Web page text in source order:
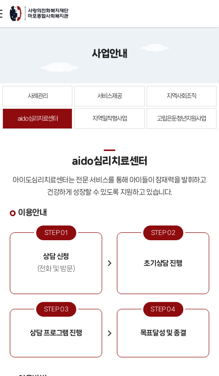
본문
사업안내
사례관리 서비스제공 지역사회조직
aido심리치료센터 지역밀착형사업 고립은둔청년지원사업
aido심리치료센터
아이도심리치료센터는 전문 서비스를 통해 아이들이 잠재력을 발휘하고
건강하게 성장할 수 있도록 지원하고 있습니다.
이용안내
STEP 01
상담 신청
(전화 및 방문)
STEP 02
초기상담 진행
STEP 03
상담 프로그램 진행
STEP 04
목표달성 및 종결